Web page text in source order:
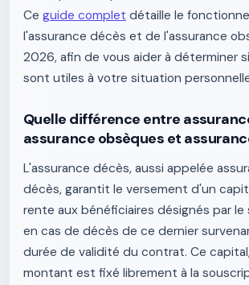
Ce guide complet détaille le
l'assurance décès et de l'assurance
2026, afin de vous aider à déterminer
sont utiles à votre situation
Quelle différence entre
assurance obsèques et
L'assurance décès, aussi appelée
décès, garantit le versement d'un
rente aux bénéficiaires désignés par le
en cas de décès de ce dernier
durée de validité du contrat. Ce
montant est fixé librement à la